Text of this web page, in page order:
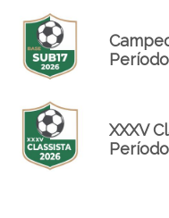
XXXV